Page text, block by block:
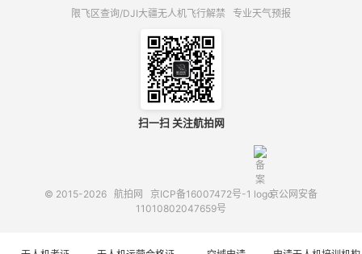
限飞区查询/DJI大疆无人机飞行解禁 专业天气预报
扫一扫 关注航拍网
© 2015-2026 航拍网 京ICP备16007472号-1
京公网安备
11010802047659号